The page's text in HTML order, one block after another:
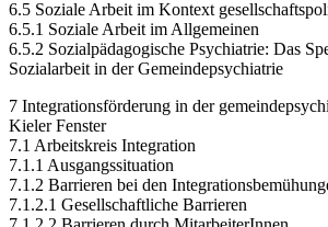
6.5 Soziale Arbeit im Kontext
6.5.1 Soziale Arbeit im Allgemeinen
6.5.2 Sozialpädagogische Psychiatrie: Das
Sozialarbeit in der Gemeindepsychiatrie
7 Integrationsförderung in der
Kieler Fenster
7.1 Arbeitskreis Integration
7.1.1 Ausgangssituation
7.1.2 Barrieren bei den
7.1.2.1 Gesellschaftliche Barrieren